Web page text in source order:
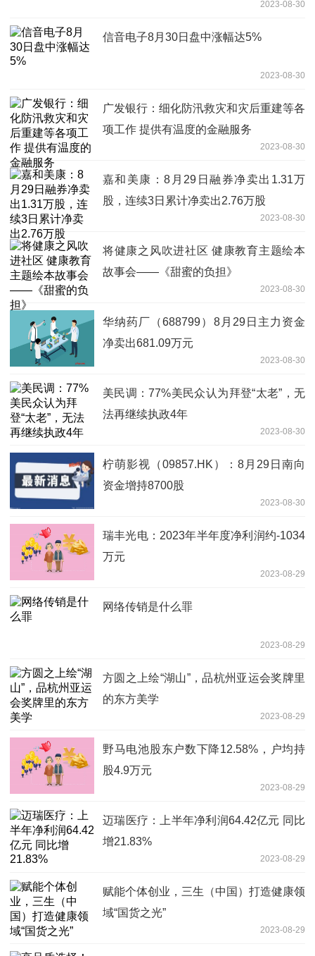
2023-08-30
信音电子8月30日盘中涨幅达5%
2023-08-30
广发银行：细化防汛救灾和灾后重建等各
项工作 提供有温度的金融服务
2023-08-30
嘉和美康：8月29日融券净卖出1.31万
股，连续3日累计净卖出2.76万股
2023-08-30
将健康之风吹进社区 健康教育主题绘本
故事会——《甜蜜的负担》
2023-08-30
华纳药厂（688799）8月29日主力资金
净卖出681.09万元
2023-08-30
美民调：77%美民众认为拜登“太老”，无
法再继续执政4年
2023-08-30
柠萌影视（09857.HK）：8月29日南向
资金增持8700股
2023-08-30
瑞丰光电：2023年半年度净利润约-1034
万元
2023-08-29
网络传销是什么罪
2023-08-29
方圆之上绘“湖山”，品杭州亚运会奖牌里
的东方美学
2023-08-29
野马电池股东户数下降12.58%，户均持
股4.9万元
2023-08-29
迈瑞医疗：上半年净利润64.42亿元 同比
增21.83%
2023-08-29
赋能个体创业，三生（中国）打造健康领
域“国货之光”
2023-08-29